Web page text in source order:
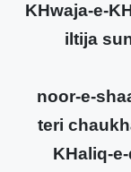
KHwaja-e-
iltija
noor-e-
teri
KHaliq-